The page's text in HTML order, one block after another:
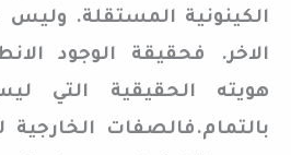
الكينونية المستقلة. وليس
الاخر. فحقيقة الوجود
هويته الحقيقية التي
بالتمام.فالصفات